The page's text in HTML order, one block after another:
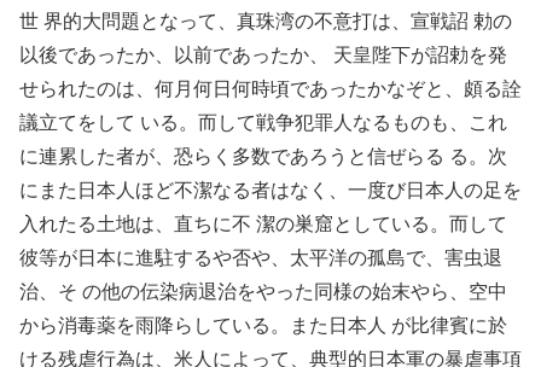
世 界的大問題となって、真珠湾の不意打は、宣戦詔 勅の
以後であったか、以前であったか、 天皇陛下が詔勅を発
せられたのは、何月何日何時頃であったかなぞと、頗る詮
議立てをして いる。而して戦争犯罪人なるものも、これ
に連累した者が、恐らく多数であろうと信ぜらる る。次
にまた日本人ほど不潔なる者はなく、一度び日本人の足を
入れたる土地は、直ちに不 潔の巣窟としている。而して
彼等が日本に進駐するや否や、太平洋の孤島で、害虫退
治、そ の他の伝染病退治をやった同様の始末やら、空中
から消毒薬を雨降らしている。また日本人 が比律賓に於
ける残虐行為は、米人によって、典型的日本軍の暴虐事項